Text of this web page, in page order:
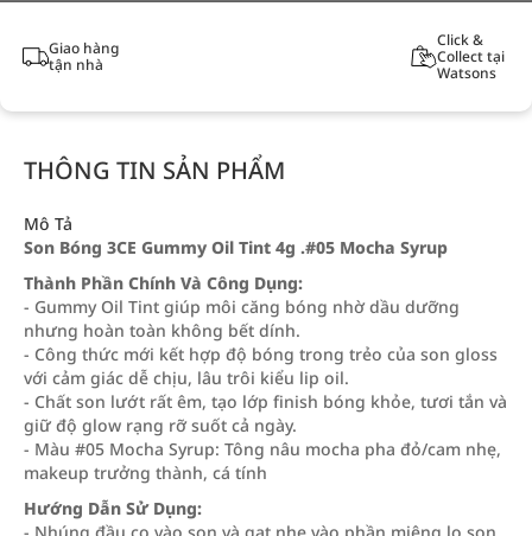
Giao hàng
tận nhà
Click &
Collect tại
Watsons
THÔNG TIN SẢN PHẨM
Mô Tả
Son Bóng 3CE Gummy Oil Tint 4g .#05 Mocha Syrup
Thành Phần Chính Và Công Dụng:
- Gummy Oil Tint giúp môi căng bóng nhờ dầu dưỡng
nhưng hoàn toàn không bết dính.
- Công thức mới kết hợp độ bóng trong trẻo của son gloss
với cảm giác dễ chịu, lâu trôi kiểu lip oil.
- Chất son lướt rất êm, tạo lớp finish bóng khỏe, tươi tắn và
giữ độ glow rạng rỡ suốt cả ngày.
- Màu #05 Mocha Syrup: Tông nâu mocha pha đỏ/cam nhẹ,
makeup trưởng thành, cá tính
Hướng Dẫn Sử Dụng: